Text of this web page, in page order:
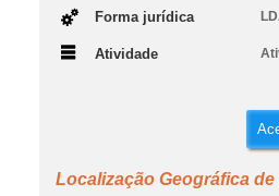
Forma jurídica
Atividade
Localização Geográfica